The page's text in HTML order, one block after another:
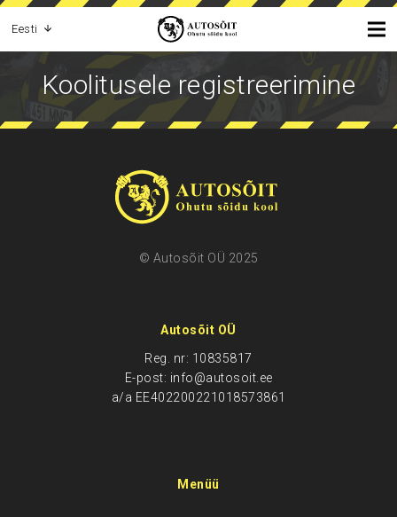
Eesti
Koolitusele registreerimine
© Autosõit OÜ 2025
Autosõit OÜ
Reg. nr: 10835817
E-post: info@autosoit.ee
a/a EE402200221018573861
Menüü